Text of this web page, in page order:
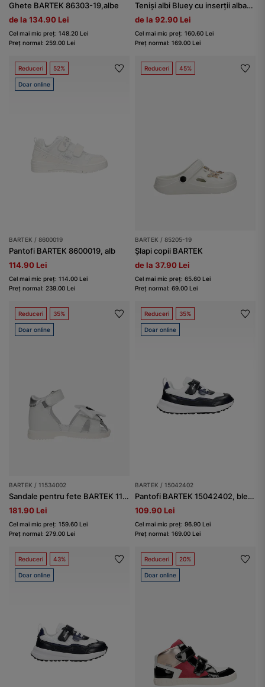
Ghete BARTEK 86303-19,albe
de la 134.90 Lei
Cel mai mic preț: 148.20 Lei
Preț normal: 259.00 Lei
Teniși albi Bluey cu inserții albastre BARTEK 87034-19
de la 92.90 Lei
Cel mai mic preț: 160.60 Lei
Preț normal: 169.00 Lei
Reduceri 52%
Doar online
BARTEK / 8600019
Pantofi BARTEK 8600019, alb
114.90 Lei
Cel mai mic preț: 114.00 Lei
Preț normal: 239.00 Lei
Reduceri 45%
BARTEK / 85205-19
Șlapi copii BARTEK
de la 37.90 Lei
Cel mai mic preț: 65.60 Lei
Preț normal: 69.00 Lei
Reduceri 35%
Doar online
BARTEK / 11534002
Sandale pentru fete BARTEK 11534002, albe
181.90 Lei
Cel mai mic preț: 159.60 Lei
Preț normal: 279.00 Lei
Reduceri 35%
Doar online
BARTEK / 15042402
Pantofi BARTEK 15042402, bleumarin-alb
109.90 Lei
Cel mai mic preț: 96.90 Lei
Preț normal: 169.00 Lei
Reduceri 43%
Doar online
Reduceri 20%
Doar online